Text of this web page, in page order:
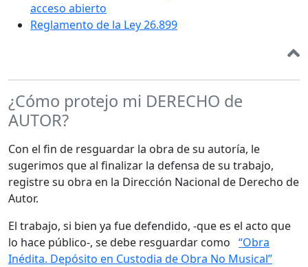
acceso abierto
Reglamento de la Ley 26.899
¿Cómo protejo mi DERECHO de
AUTOR?
Con el fin de resguardar la obra de su autoría, le
sugerimos que al finalizar la defensa de su trabajo,
registre su obra en la Dirección Nacional de Derecho de
Autor.
El trabajo, si bien ya fue defendido, -que es el acto que
lo hace público-, se debe resguardar como “Obra
Inédita. Depósito en Custodia de Obra No Musical”